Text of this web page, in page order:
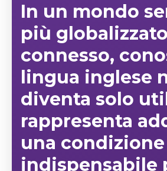
In un mondo
più
connesso,
lingua inglese
diventa solo
rappresenta
una condizione
indispensabile